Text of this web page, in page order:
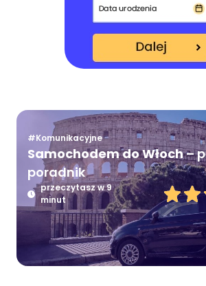
#Komunikacyjne
Samochodem do Włoch–
poradnik
przeczytasz w 9
minut